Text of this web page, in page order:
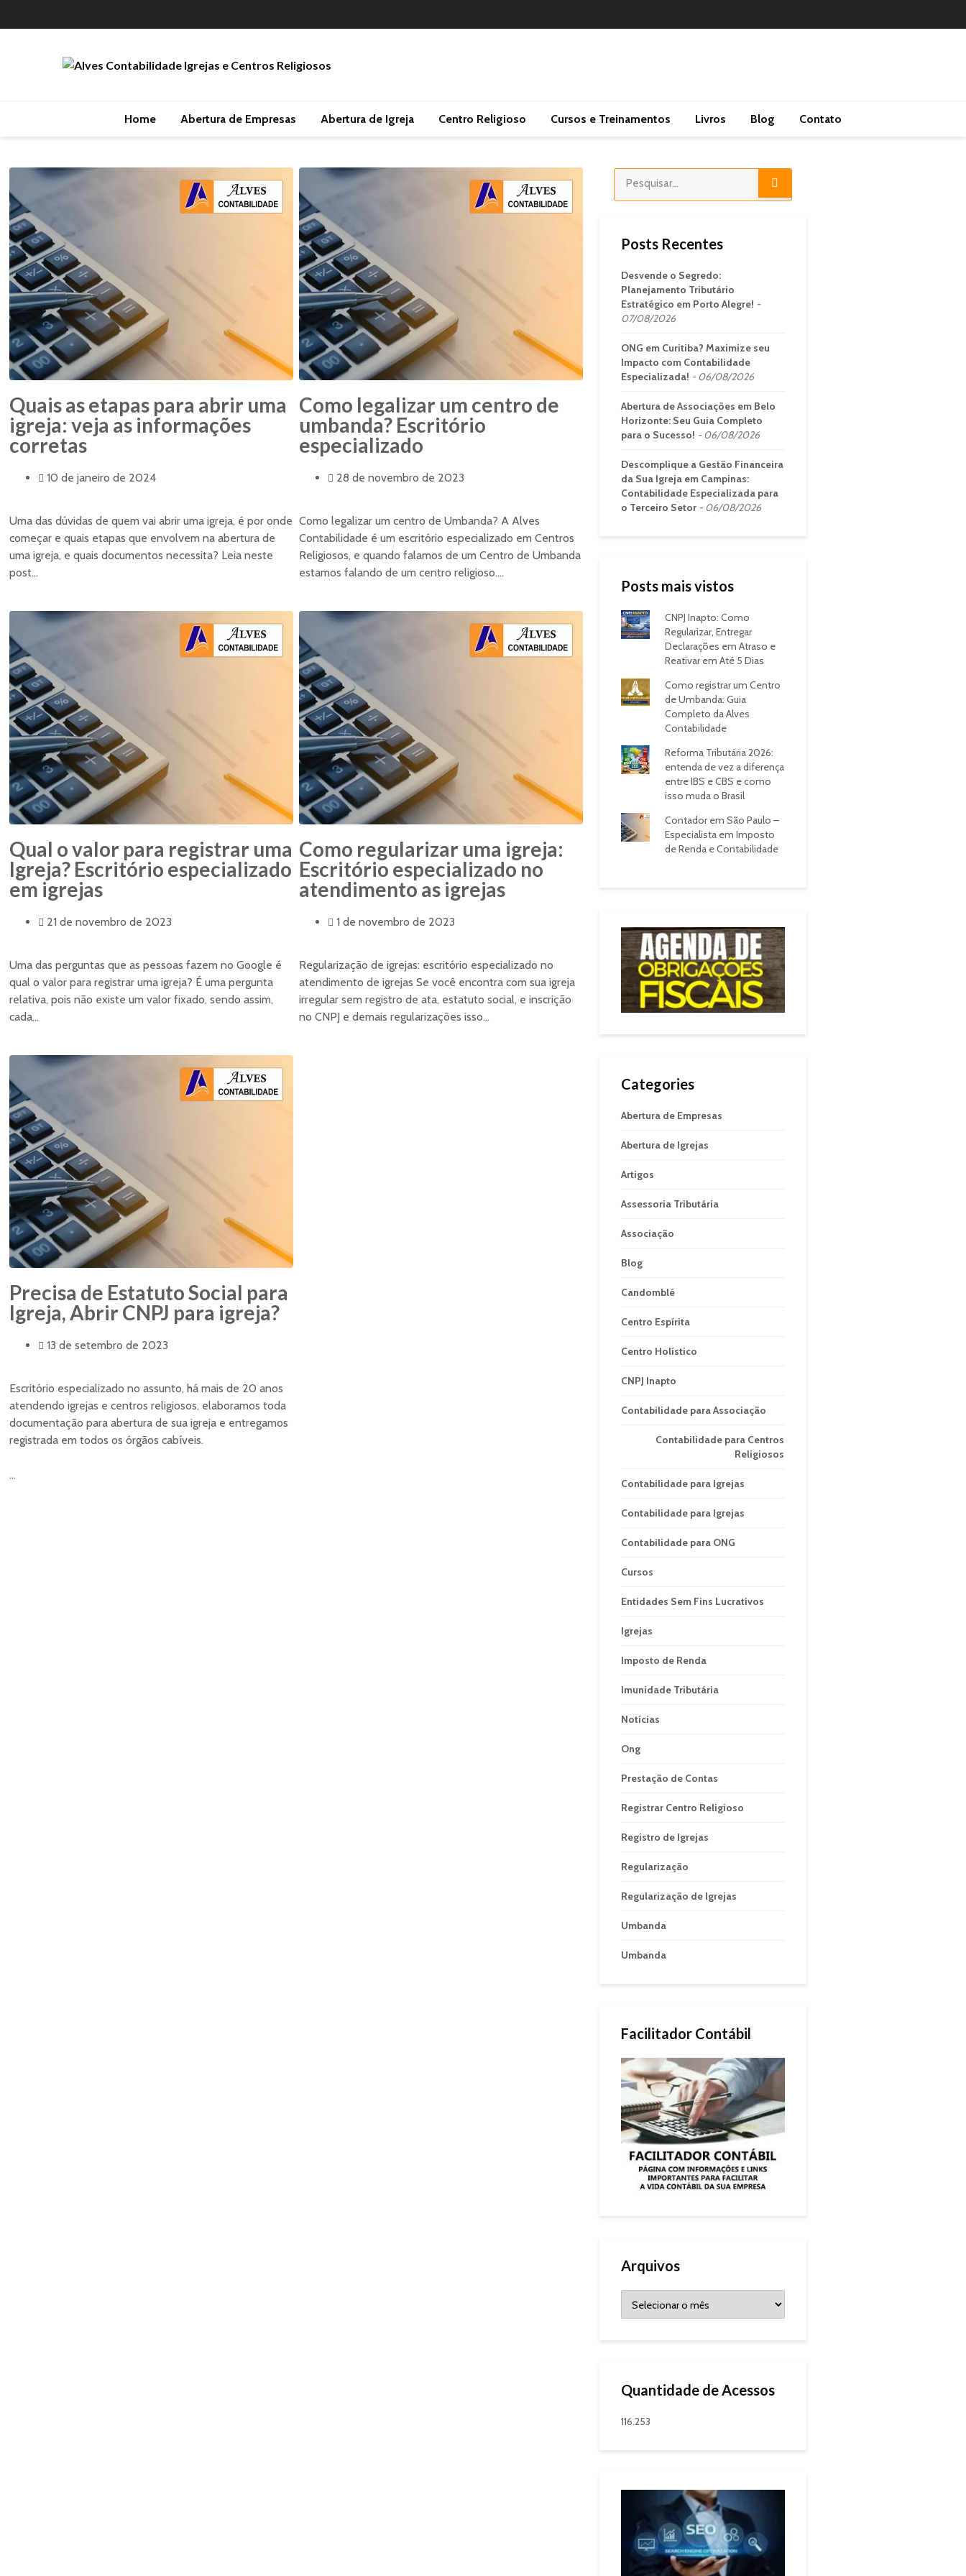
Home Abertura de Empresas Abertura de Igreja Centro Religioso Cursos e Treinamentos Livros Blog Contato
Quais as etapas para abrir uma
igreja: veja as informações
corretas
10 de janeiro de 2024
Uma das dúvidas de quem vai abrir uma igreja, é por onde
começar e quais etapas que envolvem na abertura de
uma igreja, e quais documentos necessita? Leia neste
post...
Como legalizar um centro de
umbanda? Escritório
especializado
28 de novembro de 2023
Como legalizar um centro de Umbanda? A Alves
Contabilidade é um escritório especializado em Centros
Religiosos, e quando falamos de um Centro de Umbanda
estamos falando de um centro religioso....
Qual o valor para registrar uma
Igreja? Escritório especializado
em igrejas
21 de novembro de 2023
Uma das perguntas que as pessoas fazem no Google é
qual o valor para registrar uma igreja? É uma pergunta
relativa, pois não existe um valor fixado, sendo assim,
cada...
Como regularizar uma igreja:
Escritório especializado no
atendimento as igrejas
1 de novembro de 2023
Regularização de igrejas: escritório especializado no
atendimento de igrejas Se você encontra com sua igreja
irregular sem registro de ata, estatuto social, e inscrição
no CNPJ e demais regularizações isso...
Precisa de Estatuto Social para
Igreja, Abrir CNPJ para igreja?
13 de setembro de 2023
Escritório especializado no assunto, há mais de 20 anos
atendendo igrejas e centros religiosos, elaboramos toda
documentação para abertura de sua igreja e entregamos
registrada em todos os órgãos cabíveis.
...
Posts Recentes
Desvende o Segredo:
Planejamento Tributário
Estratégico em Porto Alegre!
07/08/2026
ONG em Curitiba? Maximize seu
Impacto com Contabilidade
Especializada!
06/08/2026
Abertura de Associações em Belo
Horizonte: Seu Guia Completo
para o Sucesso!
06/08/2026
Descomplique a Gestão Financeira
da Sua Igreja em Campinas:
Contabilidade Especializada para
o Terceiro Setor
06/08/2026
Posts mais vistos
CNPJ Inapto: Como
Regularizar, Entregar
Declarações em Atraso e
Reativar em Até 5 Dias
Como registrar um Centro
de Umbanda: Guia
Completo da Alves
Contabilidade
Reforma Tributária 2026:
entenda de vez a diferença
entre IBS e CBS e como
isso muda o Brasil
Contador em São Paulo –
Especialista em Imposto
de Renda e Contabilidade
Categories
Abertura de Empresas
Abertura de Igrejas
Artigos
Assessoria Tributária
Associação
Blog
Candomblé
Centro Espírita
Centro Holístico
CNPJ Inapto
Contabilidade para Associação
Contabilidade para Centros
Religiosos
Contabilidade para Igrejas
Contabilidade para Igrejas
Contabilidade para ONG
Cursos
Entidades Sem Fins Lucrativos
Igrejas
Imposto de Renda
Imunidade Tributária
Notícias
Ong
Prestação de Contas
Registrar Centro Religioso
Registro de Igrejas
Regularização
Regularização de Igrejas
Umbanda
Umbanda
Facilitador Contábil
Arquivos
Quantidade de Acessos
116.253